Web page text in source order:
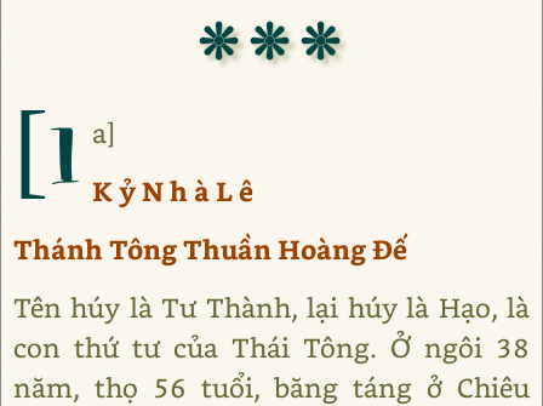
❊ ❊ ❊
[1 a]
K ỷ N h à L ê
Thánh Tông Thuần Hoàng Đế
Tên húy là Tư Thành, lại húy là Hạo, là
con thứ tư của Thái Tông. Ở ngôi 38
năm, thọ 56 tuổi, băng táng ở Chiêu